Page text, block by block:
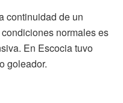
continuidad de un
normales es
En Escocia tuvo
goleador.